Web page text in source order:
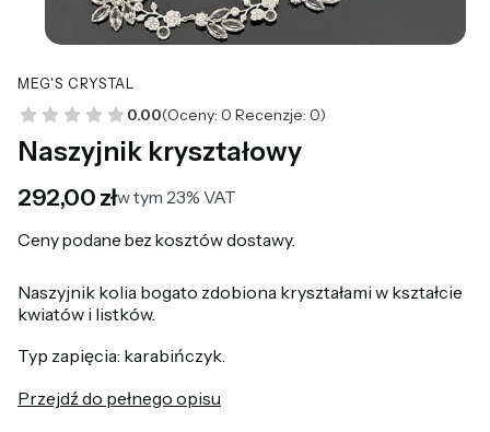
MEG'S CRYSTAL
0.00(Oceny: 0 Recenzje: 0)
Naszyjnik kryształowy
Cena
292,00 złw tym 23% VAT
w tym 23% VAT
Ceny podane bez kosztów dostawy.
Naszyjnik kolia bogato zdobiona kryształami w kształcie
kwiatów i listków.
Typ zapięcia: karabińczyk.
Przejdź do pełnego opisu